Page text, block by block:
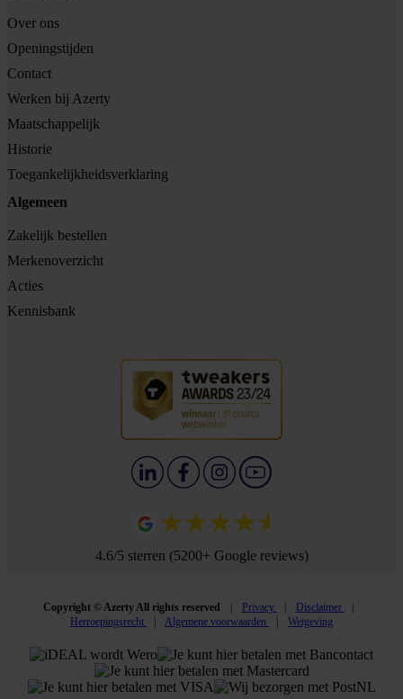
Over ons
Openingstijden
Contact
Werken bij Azerty
Maatschappelijk
Historie
Toegankelijkheidsverklaring
Algemeen
Zakelijk bestellen
Merkenoverzicht
Acties
Kennisbank
4.6/5 sterren (5200+ Google reviews)
Copyright © Azerty All rights reserved Privacy
Disclaimer
Herroepingsrecht
Algemene voorwaarden Wetgeving